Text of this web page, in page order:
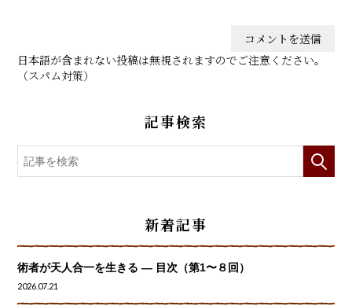
日本語が含まれない投稿は無視されますのでご注意ください。
（スパム対策）
記事検索
新着記事
術者が天人合一を生きる — 目次（第1〜８回）
2026.07.21